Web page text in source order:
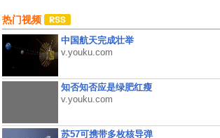
热门视频
中国航天完成壮举
v.youku.com
知否知否应是绿肥红瘦
v.youku.com
苏57可携带多枚核导弹